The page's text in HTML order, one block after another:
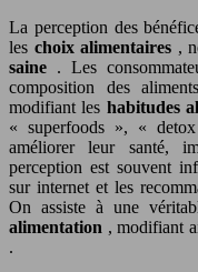
La perception des
les choix alimentaires ,
saine . Les
composition des
modifiant les habitudes
« superfoods », «
améliorer leur santé,
perception est souvent
sur internet et les
On assiste à une
alimentation , modifiant
.